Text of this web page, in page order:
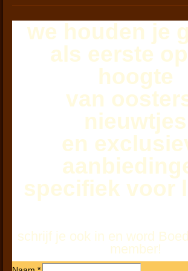
we houden je
als eerste
hoogte
van
nieuwtjes
en
specifiek voor
schrijf je ook in en word
member!